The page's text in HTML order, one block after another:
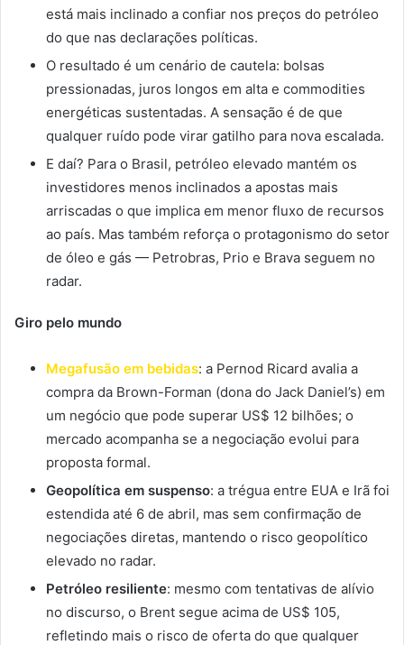
está mais inclinado a confiar nos preços do petróleo
do que nas declarações políticas.
O resultado é um cenário de cautela: bolsas
pressionadas, juros longos em alta e commodities
energéticas sustentadas. A sensação é de que
qualquer ruído pode virar gatilho para nova escalada.
E daí? Para o Brasil, petróleo elevado mantém os
investidores menos inclinados a apostas mais
arriscadas o que implica em menor fluxo de recursos
ao país. Mas também reforça o protagonismo do setor
de óleo e gás — Petrobras, Prio e Brava seguem no
radar.
Giro pelo mundo
Megafusão em bebidas: a Pernod Ricard avalia a
compra da Brown-Forman (dona do Jack Daniel’s) em
um negócio que pode superar US$ 12 bilhões; o
mercado acompanha se a negociação evolui para
proposta formal.
Geopolítica em suspenso: a trégua entre EUA e Irã foi
estendida até 6 de abril, mas sem confirmação de
negociações diretas, mantendo o risco geopolítico
elevado no radar.
Petróleo resiliente: mesmo com tentativas de alívio
no discurso, o Brent segue acima de US$ 105,
refletindo mais o risco de oferta do que qualquer